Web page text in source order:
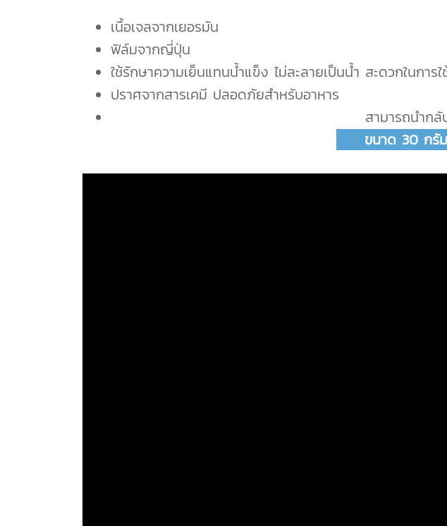
เนื้อเจลจากเยอรมัน
ฟิล์มจากญี่ปุ่น
ใช้รักษาความเย็นแทนน้ำแข็ง ไม่ละลายเป็นน้ำ สะดวกในการ
ปราศจากสารเคมี ปลอดภัยสำหรับอาหาร
สามารถนำกลั
ขนาด 30 กรัม